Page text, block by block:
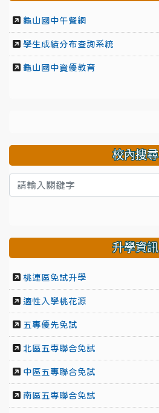
龜山國中午餐網
學生成績分布查詢系統
龜山國中資優教育
校內搜尋
升學資訊
桃連區免試升學
適性入學桃花源
五專優先免試
北區五專聯合免試
中區五專聯合免試
南區五專聯合免試